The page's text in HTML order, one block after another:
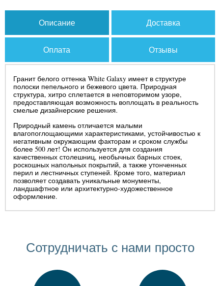
Описание Доставка
Оплата Отзывы
Гранит белого оттенка White Galaxy имеет в структуре
полоски пепельного и бежевого цвета. Природная
структура, хитро сплетается в неповторимом узоре,
предоставляющая возможность воплощать в реальность
смелые дизайнерские решения.
Природный камень отличается малыми
влагопоглощающими характеристиками, устойчивостью к
негативным окружающим факторам и сроком службы
более 500 лет! Он используется для создания
качественных столешниц, необычных барных стоек,
роскошных напольных покрытий, а также утонченных
перил и лестничных ступеней. Кроме того, материал
позволяет создавать уникальные монументы,
ландшафтное или архитектурно-художественное
оформление.
Сотрудничать с нами просто